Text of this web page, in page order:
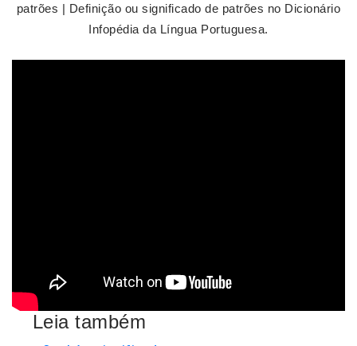
patrões | Definição ou significado de patrões no Dicionário
Infopédia da Língua Portuguesa.
Leia também